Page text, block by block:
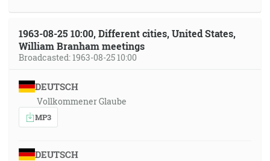
1963-08-25 10:00, Different cities, United States,
William Branham meetings
Broadcasted: 1963-08-25 10:00
DEUTSCH
Vollkommener Glaube
MP3
DEUTSCH